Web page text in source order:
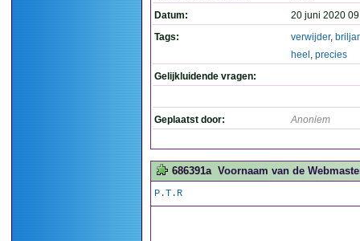
Datum:
20 juni 2020
Tags:
verwijder,
heel , precies
Gelijkluidende vragen:
Geplaatst door: Anoniem
686391a Voornaam van de
P.T.R